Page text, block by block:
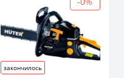
закончилось